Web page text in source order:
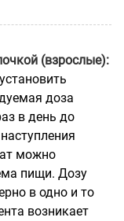
(взрослые):
доза
в день до
можно
пищи. Дозу
в одно и то
возникает